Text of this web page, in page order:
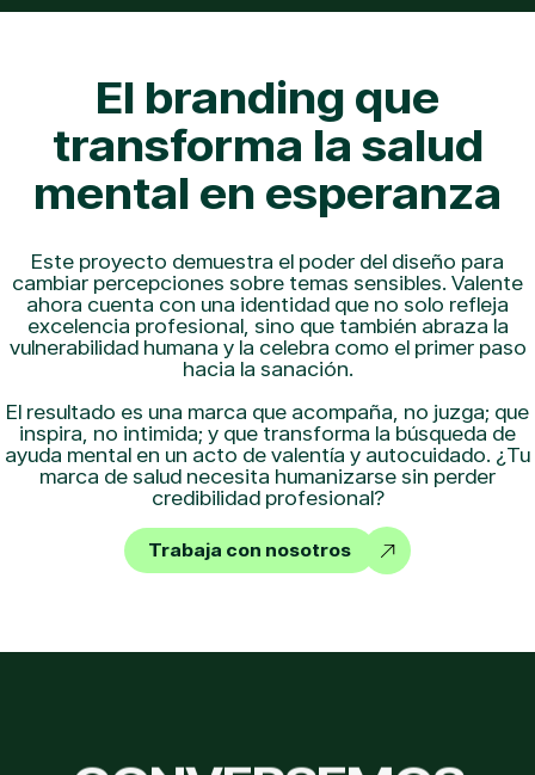
El branding que
transforma la salud
mental en esperanza
Este proyecto demuestra el poder del diseño para
cambiar percepciones sobre temas sensibles. Valente
ahora cuenta con una identidad que no solo refleja
excelencia profesional, sino que también abraza la
vulnerabilidad humana y la celebra como el primer paso
hacia la sanación.
El resultado es una marca que acompaña, no juzga; que
inspira, no intimida; y que transforma la búsqueda de
ayuda mental en un acto de valentía y autocuidado. ¿Tu
marca de salud necesita humanizarse sin perder
credibilidad profesional?
Trabaja con nosotros